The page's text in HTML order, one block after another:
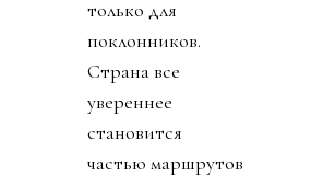
только для
поклонников.
Страна все
увереннее
становится
частью маршрутов